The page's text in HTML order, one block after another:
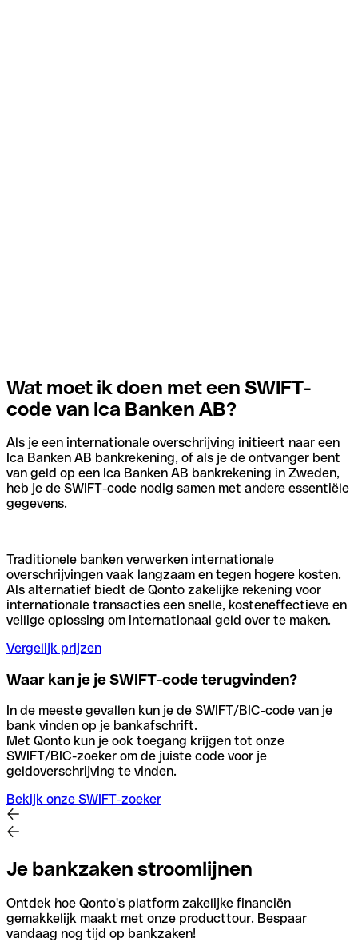
Wat moet ik doen met een SWIFT-
code van Ica Banken AB?
Als je een internationale overschrijving initieert naar een
Ica Banken AB bankrekening, of als je de ontvanger bent
van geld op een Ica Banken AB bankrekening in Zweden,
heb je de SWIFT-code nodig samen met andere essentiële
gegevens.
Traditionele banken verwerken internationale
overschrijvingen vaak langzaam en tegen hogere kosten.
Als alternatief biedt de Qonto zakelijke rekening voor
internationale transacties een snelle, kosteneffectieve en
veilige oplossing om internationaal geld over te maken.
Vergelijk prijzen
Waar kan je je SWIFT-code terugvinden?
In de meeste gevallen kun je de SWIFT/BIC-code van je
bank vinden op je bankafschrift.
Met Qonto kun je ook toegang krijgen tot onze
SWIFT/BIC-zoeker om de juiste code voor je
geldoverschrijving te vinden.
Bekijk onze SWIFT-zoeker
Je bankzaken stroomlijnen
Ontdek hoe Qonto's platform zakelijke financiën
gemakkelijk maakt met onze producttour. Bespaar
vandaag nog tijd op bankzaken!